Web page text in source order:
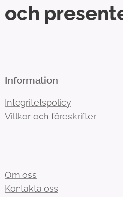
och
Information
Integritetspolicy
Villkor och föreskrifter
Om oss
Kontakta oss